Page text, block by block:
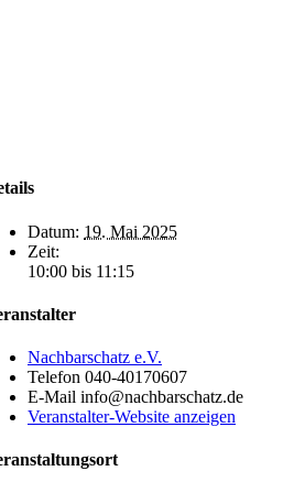
Datum: 19. Mai 2025
Zeit:
10:00 bis 11:15
Nachbarschatz e.V.
Telefon 040-40170607
E-Mail info@nachbarschatz.de
Veranstalter-Website anzeigen